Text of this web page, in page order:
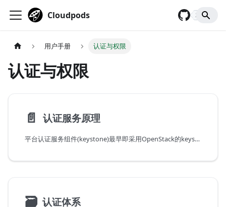
Cloudpods 2,928
用户手册 认证与权限
认证与权限
📄️ 认证服务原理
平台认证服务组件(keystone)最早即采用OpenStack的keystone组件，2019年采用golang重构实现了keystone组件，保持和OpenStack Keystone v3.0 API的兼容，并且扩展了认证源（identity_provider）和权限（policy）的实现，使得更容易实现复杂的认证源（如SAML 2.0）和权限体系。
🗃 认证体系